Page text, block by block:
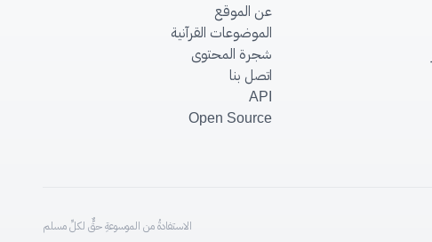
عن الموقع
الموضوعات القرآنية
شجرة المحتوى
اتصل بنا
API
Open Source
الاستفادةُ من الموسوعةِ حقٌّ لكلِّ مسلم